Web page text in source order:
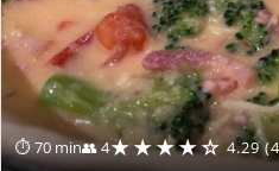
⏱ 70 min👥 4★★★★☆ 4.29